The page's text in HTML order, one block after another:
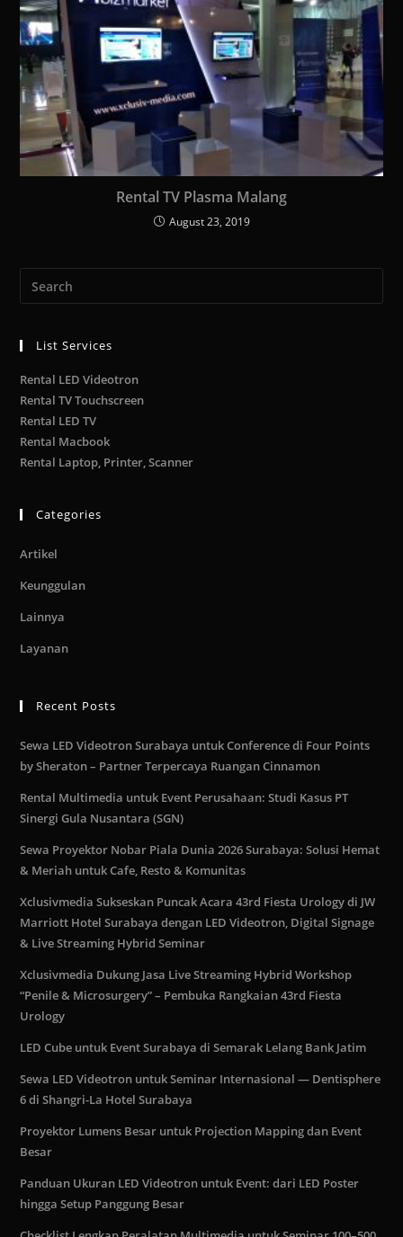
Rental TV Plasma Malang
August 23, 2019
List Services
Rental LED Videotron
Rental TV Touchscreen
Rental LED TV
Rental Macbook
Rental Laptop, Printer, Scanner
Categories
Artikel
Keunggulan
Lainnya
Layanan
Recent Posts
Sewa LED Videotron Surabaya untuk Conference di Four Points
by Sheraton – Partner Terpercaya Ruangan Cinnamon
Rental Multimedia untuk Event Perusahaan: Studi Kasus PT
Sinergi Gula Nusantara (SGN)
Sewa Proyektor Nobar Piala Dunia 2026 Surabaya: Solusi Hemat
& Meriah untuk Cafe, Resto & Komunitas
Xclusivmedia Sukseskan Puncak Acara 43rd Fiesta Urology di JW
Marriott Hotel Surabaya dengan LED Videotron, Digital Signage
& Live Streaming Hybrid Seminar
Xclusivmedia Dukung Jasa Live Streaming Hybrid Workshop
“Penile & Microsurgery” – Pembuka Rangkaian 43rd Fiesta
Urology
LED Cube untuk Event Surabaya di Semarak Lelang Bank Jatim
Sewa LED Videotron untuk Seminar Internasional — Dentisphere
6 di Shangri-La Hotel Surabaya
Proyektor Lumens Besar untuk Projection Mapping dan Event
Besar
Panduan Ukuran LED Videotron untuk Event: dari LED Poster
hingga Setup Panggung Besar